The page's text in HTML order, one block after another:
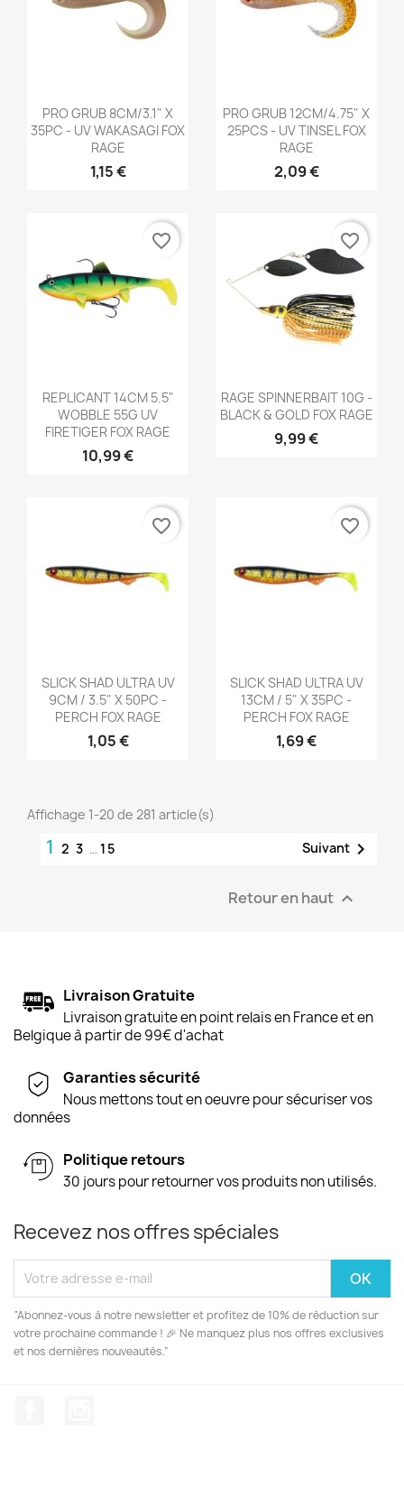
Aperçu rapide
PRO GRUB 8CM/3.1" X
35PC - UV WAKASAGI FOX
RAGE
1,15 €
Aperçu rapide
PRO GRUB 12CM/4.75" X
25PCS - UV TINSEL FOX
RAGE
2,09 €
Aperçu rapide
REPLICANT 14CM 5.5"
WOBBLE 55G UV
FIRETIGER FOX RAGE
10,99 €
favorite_border
 Aperçu rapide
RAGE SPINNERBAIT 10G -
BLACK & GOLD FOX RAGE
9,99 €
favorite_border
Aperçu rapide
SLICK SHAD ULTRA UV
9CM / 3.5" X 50PC -
PERCH FOX RAGE
1,05 €
favorite_border
Aperçu rapide
SLICK SHAD ULTRA UV
13CM / 5" X 35PC -
PERCH FOX RAGE
1,69 €
favorite_border
Affichage 1-20 de 281 article(s)
1 2 3 … 15 Suivant 
Retour en haut 
Livraison Gratuite
Livraison gratuite en point relais en France et en
Belgique à partir de 99€ d'achat
Garanties sécurité
Nous mettons tout en oeuvre pour sécuriser vos
données
Politique retours
30 jours pour retourner vos produits non utilisés.
Recevez nos offres spéciales
“Abonnez-vous à notre newsletter et profitez de 10% de réduction sur
votre prochaine commande ! 🎉 Ne manquez plus nos offres exclusives
et nos dernières nouveautés.”